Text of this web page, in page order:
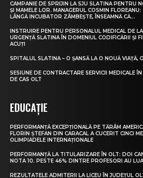
CAMPANIE DE SPRIJIN LA SJU SLATINA PENTRU
ȘI MAMELE LOR. MANAGERUL COSMIN
LÂNGĂ INCUBATOR ZÂMBEȘTE, ÎNSEAMNĂ CĂ...
INSTRUIRE PENTRU PERSONALUL MEDICAL DE
URGENȚĂ SLATINA ÎN DOMENIUL CODIFICĂRII ȘI
ACUȚI
SPITALUL SLATINA – O ȘANSĂ LA O NOUĂ VIAȚĂ,
SESIUNE DE CONTRACTARE SERVICII MEDICALE
DE CAS OLT
EDUCAȚIE
PERFORMANȚĂ EXCEPȚIONALĂ PE TĂRÂM
FLORIN ȘTEFAN DIN CARACAL A CUCERIT CINCI
OLIMPIADELE INTERNAȚIONALE
PERFORMANȚĂ LA TITULARIZARE ÎN OLT: DOI
NOTA 10. PESTE 46% DINTRE PROFESORI AU
REZULTATELE ADMITERII LA LICEU ÎN JUDEȚUL